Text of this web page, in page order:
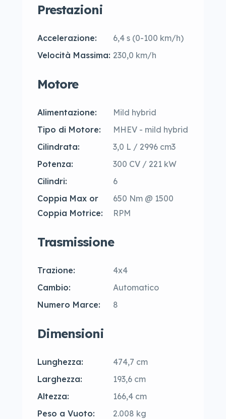
Prestazioni
Accelerazione:
6,4 s (0-100 km/h)
Velocità Massima: 230,0 km/h
Motore
Alimentazione:
Mild hybrid
Tipo di Motore:
MHEV - mild hybrid
Cilindrata:
3,0 L / 2996 cm3
Potenza:
300 CV / 221 kW
Cilindri:
6
Coppia Max or
Coppia Motrice:
650 Nm @ 1500
RPM
Trasmissione
Trazione:
4x4
Cambio:
Automatico
Numero Marce:
8
Dimensioni
Lunghezza:
474,7 cm
Larghezza:
193,6 cm
Altezza:
166,4 cm
Peso a Vuoto:
2.008 kg